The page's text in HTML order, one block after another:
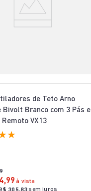
de Teto Arno
Branco com 3 Pás e
VX13
★
,99 à vista
305,83sem juros